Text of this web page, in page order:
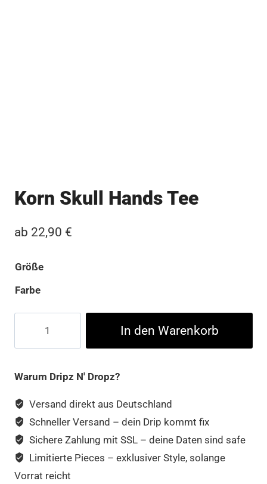
Korn Skull Hands Tee
ab 22,90 €
Größe
Farbe
Hands
Menge
In den Warenkorb
Warum Dripz N' Dropz?
Versand direkt aus Deutschland
Schneller Versand – dein Drip kommt fix
Sichere Zahlung mit SSL – deine Daten sind safe
Limitierte Pieces – exklusiver Style, solange
Vorrat reicht